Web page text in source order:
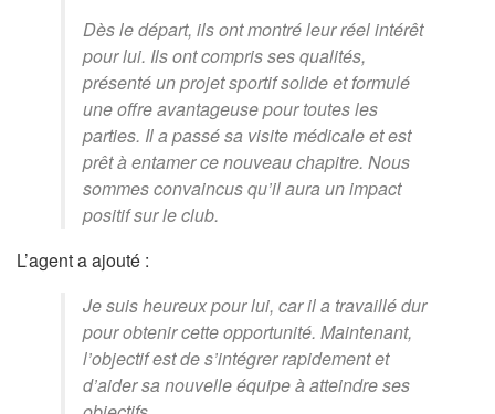
Dès le départ, ils ont montré leur réel intérêt
pour lui. Ils ont compris ses qualités,
présenté un projet sportif solide et formulé
une offre avantageuse pour toutes les
parties. Il a passé sa visite médicale et est
prêt à entamer ce nouveau chapitre. Nous
sommes convaincus qu’il aura un impact
positif sur le club.
L’agent a ajouté :
Je suis heureux pour lui, car il a travaillé dur
pour obtenir cette opportunité. Maintenant,
l’objectif est de s’intégrer rapidement et
d’aider sa nouvelle équipe à atteindre ses